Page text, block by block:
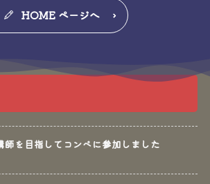
HOME ページへ
を目指してコンペに参加しました